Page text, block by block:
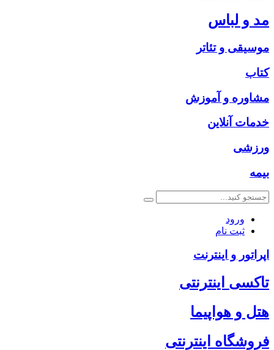
مد و لباس
موسیقی و تئاتر
کتاب
مشاوره و آموزش
خدمات آنلاین
ورزشی
بیمه
ورود
ثبت نام
اپراتور و اینترنت
تاکسی اینترنتی
هتل و هواپیما
فروشگاه اینترنتی